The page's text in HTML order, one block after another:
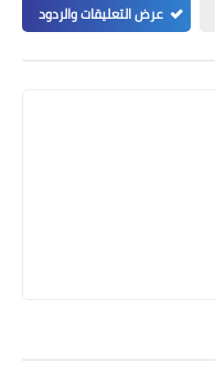
عرض التعليقات والردود